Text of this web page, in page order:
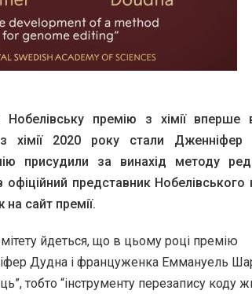
премію з хімії вперше в
з хімії 2020 року стали
присудили за винахід методу
офіційний представник Нобелівського
сайт премії.
йдеться, що в цьому році премію
Дудна і француженка Еммануель
тобто “інструменту перезапису коду